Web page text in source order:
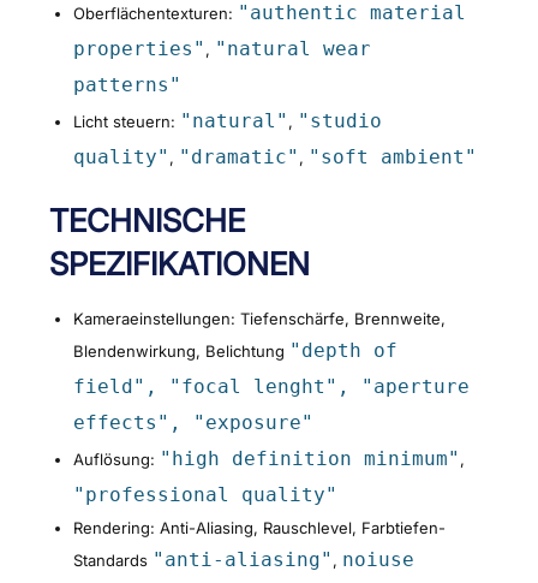
Oberflächentexturen: "authentic material
properties" , "natural wear
patterns"
Licht steuern: "natural" , "studio
quality" , "dramatic" , "soft ambient"
TECHNISCHE
SPEZIFIKATIONEN
Kameraeinstellungen: Tiefenschärfe, Brennweite,
Blendenwirkung, Belichtung "depth of
field", "focal lenght", "aperture
effects", "exposure"
Auflösung: "high definition minimum" ,
"professional quality"
Rendering: Anti-Aliasing, Rauschlevel, Farbtiefen-
Standards "anti-aliasing" , noiuse